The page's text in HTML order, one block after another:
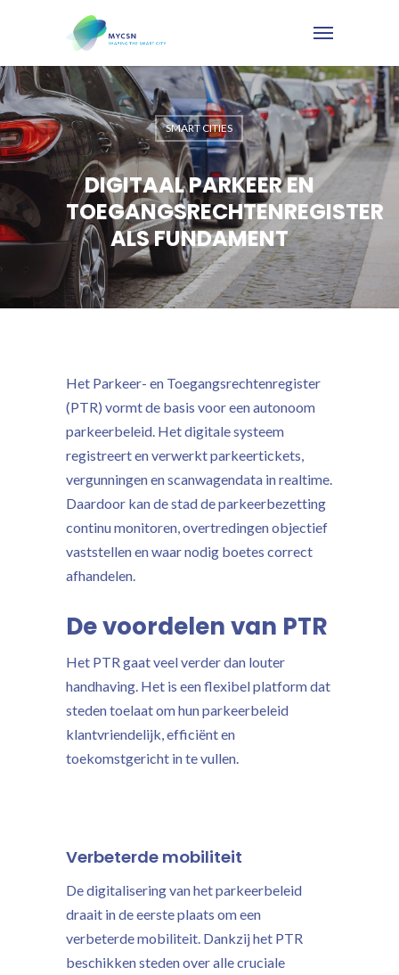
SMART CITIES
DIGITAAL PARKEER EN
TOEGANGSRECHTENREGISTER
ALS FUNDAMENT
Het Parkeer- en Toegangsrechtenregister
(PTR) vormt de basis voor een autonoom
parkeerbeleid. Het digitale systeem
registreert en verwerkt parkeertickets,
vergunningen en scanwagendata in realtime.
Daardoor kan de stad de parkeerbezetting
continu monitoren, overtredingen objectief
vaststellen en waar nodig boetes correct
afhandelen.
De voordelen van PTR
Het PTR gaat veel verder dan louter
handhaving. Het is een flexibel platform dat
steden toelaat om hun parkeerbeleid
klantvriendelijk, efficiënt en
toekomstgericht in te vullen.
Verbeterde mobiliteit
De digitalisering van het parkeerbeleid
draait in de eerste plaats om een
verbeterde mobiliteit. Dankzij het PTR
beschikken steden over alle cruciale